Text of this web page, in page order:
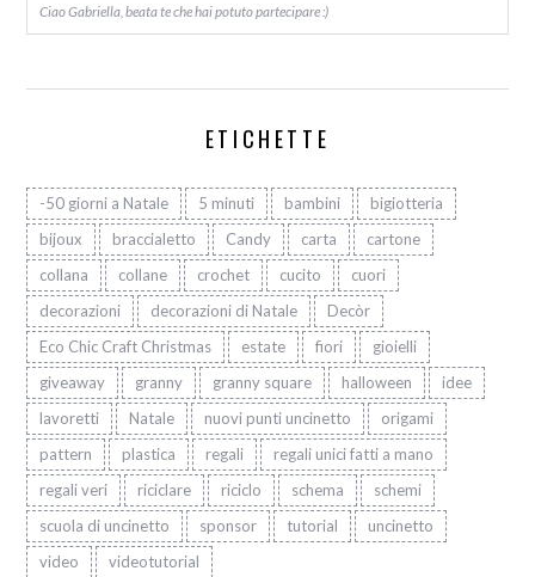
Ciao Gabriella, beata te che hai potuto partecipare :)
ETICHETTE
-50 giorni a Natale 5 minuti bambini
bigiotteria
bijoux
braccialetto Candy carta
cartone
collana
collane crochet cucito
cuori
decorazioni
decorazioni di Natale
Decòr
Eco Chic Craft Christmas
estate fiori
gioielli
giveaway
granny granny square halloween
idee
lavoretti
Natale nuovi punti uncinetto
origami
pattern
plastica regali
regali unici fatti a mano
regali veri
riciclare riciclo schema
schemi
scuola di uncinetto
sponsor tutorial
uncinetto
video
videotutorial